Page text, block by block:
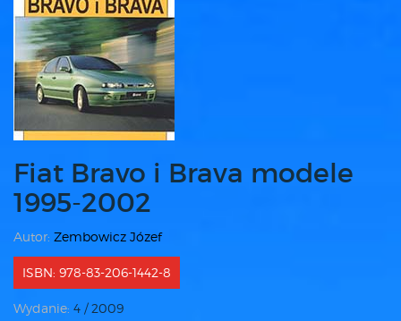
Fiat Bravo i Brava modele
1995-2002
Autor: Zembowicz Józef
ISBN: 978-83-206-1442-8
Wydanie: 4 / 2009